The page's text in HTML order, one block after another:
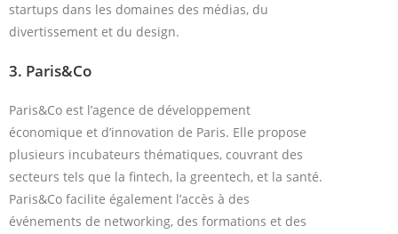
startups dans les domaines des médias, du
divertissement et du design.
3. Paris&Co
Paris&Co est l’agence de développement
économique et d’innovation de Paris. Elle propose
plusieurs incubateurs thématiques, couvrant des
secteurs tels que la fintech, la greentech, et la santé.
Paris&Co facilite également l’accès à des
événements de networking, des formations et des